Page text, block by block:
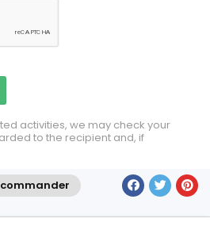
activities, we may check your
to the recipient and, if